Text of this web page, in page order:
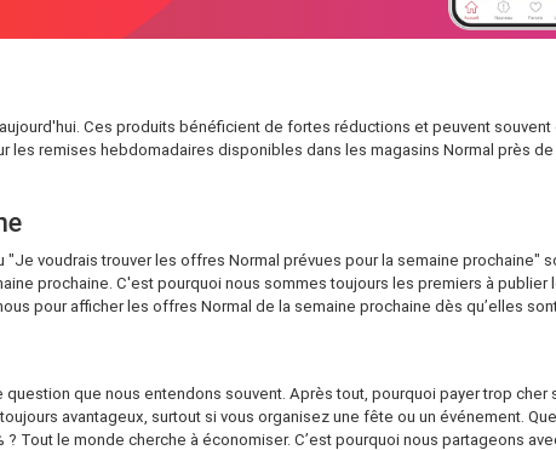
Ces produits bénéficient de fortes réductions et peuvent
remises hebdomadaires disponibles dans les magasins Normal près
voudrais trouver les offres Normal prévues pour la semaine
prochaine. C'est pourquoi nous sommes toujours les premiers à
pour afficher les offres Normal de la semaine prochaine dès qu’elles
que nous entendons souvent. Après tout, pourquoi payer trop
avantageux, surtout si vous organisez une fête ou un événement.
Tout le monde cherche à économiser. C’est pourquoi nous partageons